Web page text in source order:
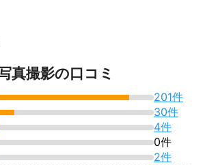
に、より素敵な写真を撮りましょう！
せ下さいね。
すべて見る
真撮影の口コミ
201件
30件
4件
0件
2件